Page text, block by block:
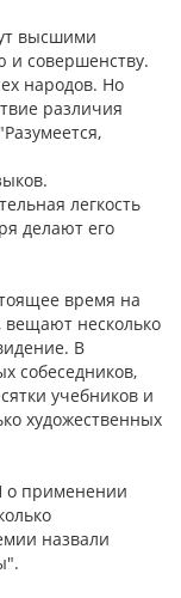
высшими
и совершенству.
народов. Но
различия
легкость
делают его
время на
вещают несколько
В
собеседников,
учебников и
художественных
о применении
назвали